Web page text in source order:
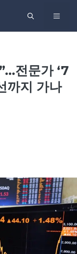
메
전문가 ‘7
까지 가나